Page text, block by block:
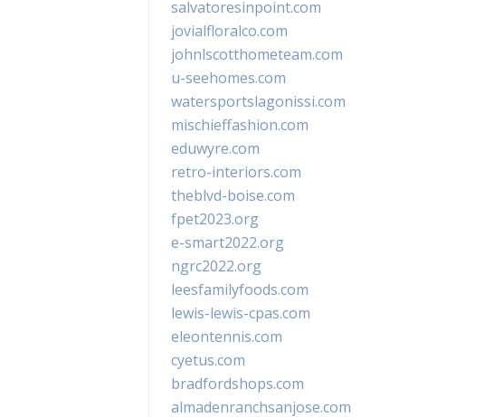
salvatoresinpoint.com
jovialfloralco.com
johnlscotthometeam.com
u-seehomes.com
watersportslagonissi.com
mischieffashion.com
eduwyre.com
retro-interiors.com
theblvd-boise.com
fpet2023.org
e-smart2022.org
ngrc2022.org
leesfamilyfoods.com
lewis-lewis-cpas.com
eleontennis.com
cyetus.com
bradfordshops.com
almadenranchsanjose.com